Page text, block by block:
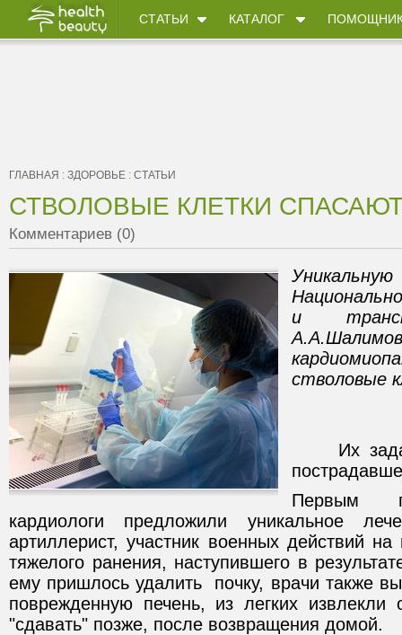
СТАТЬИ КАТАЛОГ
ГЛАВНАЯ : ЗДОРОВЬЕ : СТАТЬИ
СТВОЛОВЫЕ КЛЕТКИ
Комментариев (0)
и
стволовые
Их
Первым
кардиологи предложили уникальное
артиллерист, участник военных действий
тяжелого ранения, наступившего в
ему пришлось удалить почку, врачи также
поврежденную печень, из легких извлекли
"сдавать" позже, после возвращения домой.